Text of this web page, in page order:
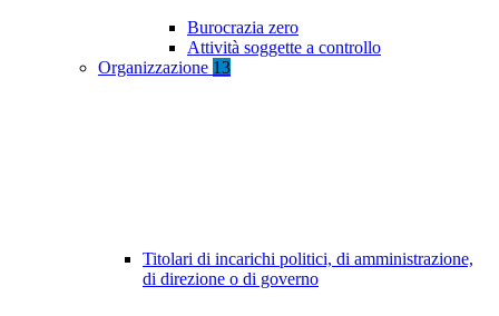
Burocrazia zero
Attività soggette a controllo
Organizzazione 13
Titolari di incarichi politici, di amministrazione,
di direzione o di governo